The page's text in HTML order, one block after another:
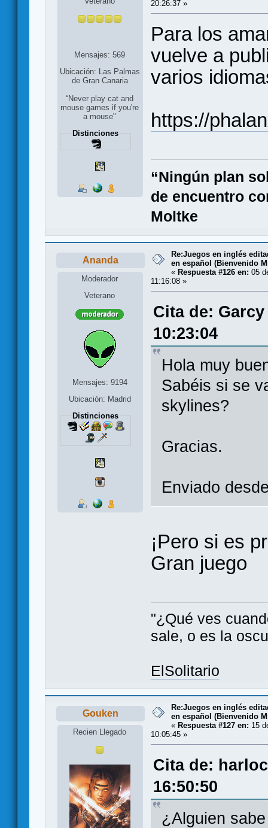
Mensajes: 569
Ubicación: Las Palmas
de Gran Canaria
“Never play cat and
mouse games if you're
a mouse"
Distinciones
20:26:37 »
Para los
vuelve a
varios
https://
“Ningún plan
de encuentro
Moltke
Ananda
Moderador
Veterano
Mensajes: 9194
Ubicación: Madrid
Distinciones
Re:Juegos en inglés
en español (Bienvenido
« Respuesta #126 en: 05
11:16:08 »
Cita de:
10:23:04
Hola muy
Sabéis si se
skylines?
Gracias.
Enviado
¡Pero si es
Gran juego
"¿Qué ves
sale, o es la
ElSolitario
Gouken
Recien Llegado
Re:Juegos en inglés
en español (Bienvenido
« Respuesta #127 en: 15
10:05:45 »
Cita de:
16:50:50
¿Alguien